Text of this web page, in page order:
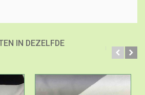
IN DEZELFDE